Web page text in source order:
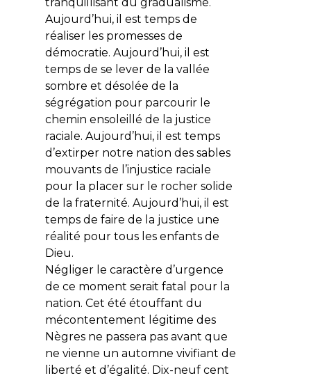
Aujourd’hui, il est temps de
réaliser les promesses de
démocratie. Aujourd’hui, il est
temps de se lever de la vallée
sombre et désolée de la
ségrégation pour parcourir le
chemin ensoleillé de la justice
raciale. Aujourd’hui, il est temps
d’extirper notre nation des sables
mouvants de l’injustice raciale
pour la placer sur le rocher solide
de la fraternité. Aujourd’hui, il est
temps de faire de la justice une
réalité pour tous les enfants de
Dieu.
Négliger le caractère d’urgence
de ce moment serait fatal pour la
nation. Cet été étouffant du
mécontentement légitime des
Nègres ne passera pas avant que
ne vienne un automne vivifiant de
liberté et d’égalité. Dix-neuf cent